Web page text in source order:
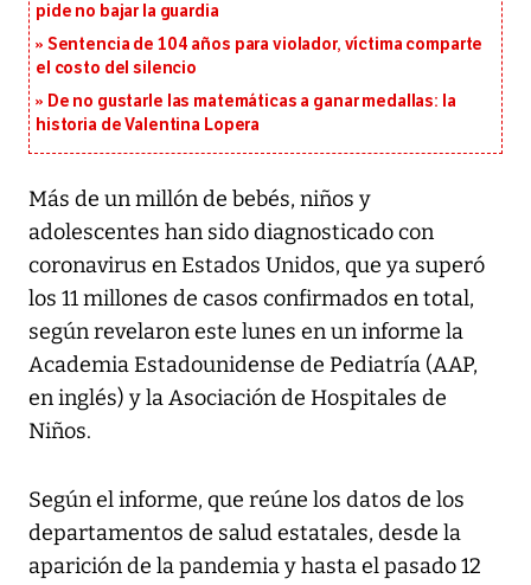
pide no bajar la guardia
Sentencia de 104 años para violador, víctima comparte
el costo del silencio
De no gustarle las matemáticas a ganar medallas: la
historia de Valentina Lopera
Más de un millón de bebés, niños y
adolescentes han sido diagnosticado con
coronavirus en Estados Unidos, que ya superó
los 11 millones de casos confirmados en total,
según revelaron este lunes en un informe la
Academia Estadounidense de Pediatría (AAP,
en inglés) y la Asociación de Hospitales de
Niños.
Según el informe, que reúne los datos de los
departamentos de salud estatales, desde la
aparición de la pandemia y hasta el pasado 12